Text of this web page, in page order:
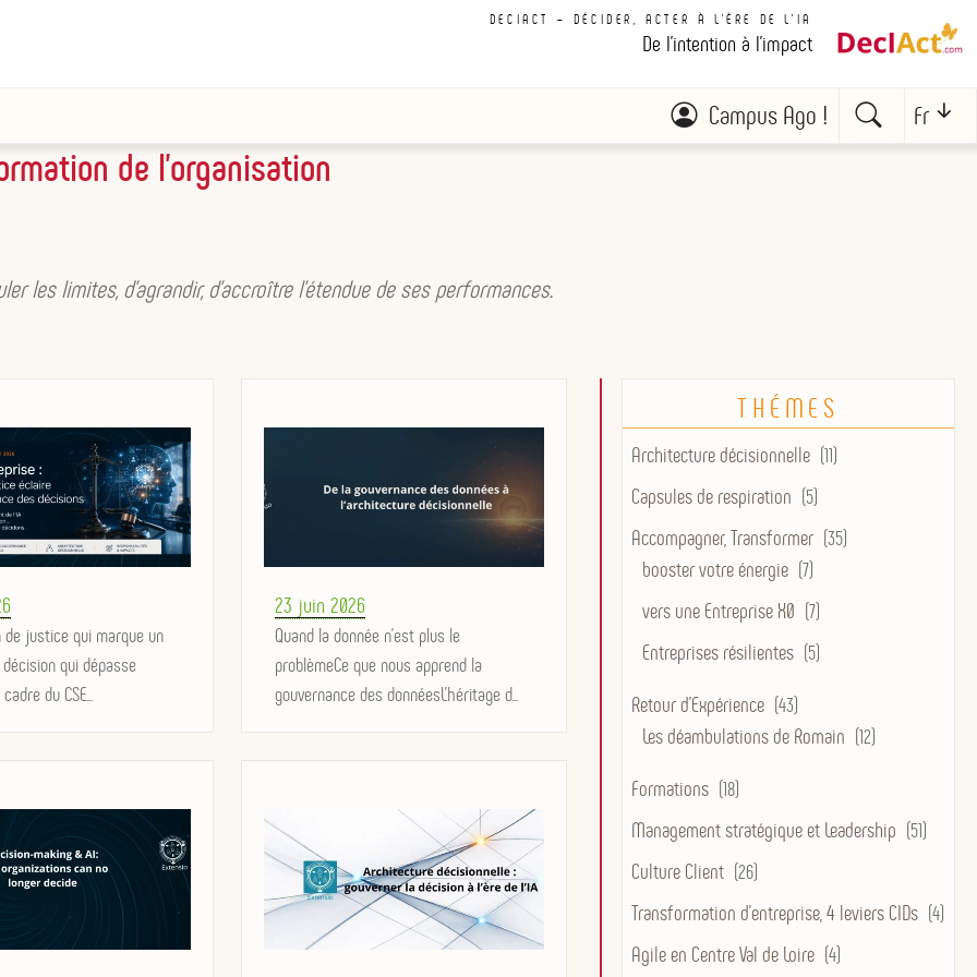
DECIACT – DÉCIDER, ACTER À L'ÈRE DE L'IA
De l'intention à l'impact
Campus Ago ! Fr
de l’organisation
les limites, d’agrandir, d’accroître l’étendue de ses performances.
de justice qui marque un
qui dépasse
du CSE...
Posted
on
23 juin 2026
Quand la donnée n'est plus le
problèmeCe que nous apprend la
gouvernance des donnéesL'héritage d...
THÉMES
Architecture décisionnelle (11)
Capsules de respiration (5)
Accompagner, Transformer (35)
booster votre énergie (7)
vers une Entreprise X0 (7)
Entreprises résilientes (5)
Retour d'Expérience (43)
Les déambulations de Romain (12)
Formations (18)
Management stratégique et Leadership (51)
Culture Client (26)
Transformation d’entreprise, 4 leviers CIDs (4)
Agile en Centre Val de Loire (4)